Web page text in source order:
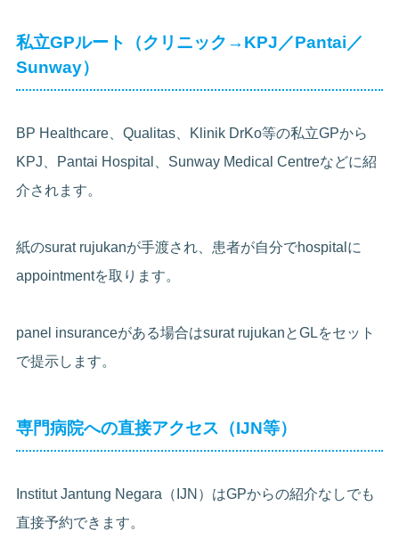
私立GPルート（クリニック→KPJ／Pantai／
Sunway）
BP Healthcare、Qualitas、Klinik DrKo等の私立GPから
KPJ、Pantai Hospital、Sunway Medical Centreなどに紹
介されます。
紙のsurat rujukanが手渡され、患者が自分でhospitalに
appointmentを取ります。
panel insuranceがある場合はsurat rujukanとGLをセット
で提示します。
専門病院への直接アクセス（IJN等）
Institut Jantung Negara（IJN）はGPからの紹介なしでも
直接予約できます。